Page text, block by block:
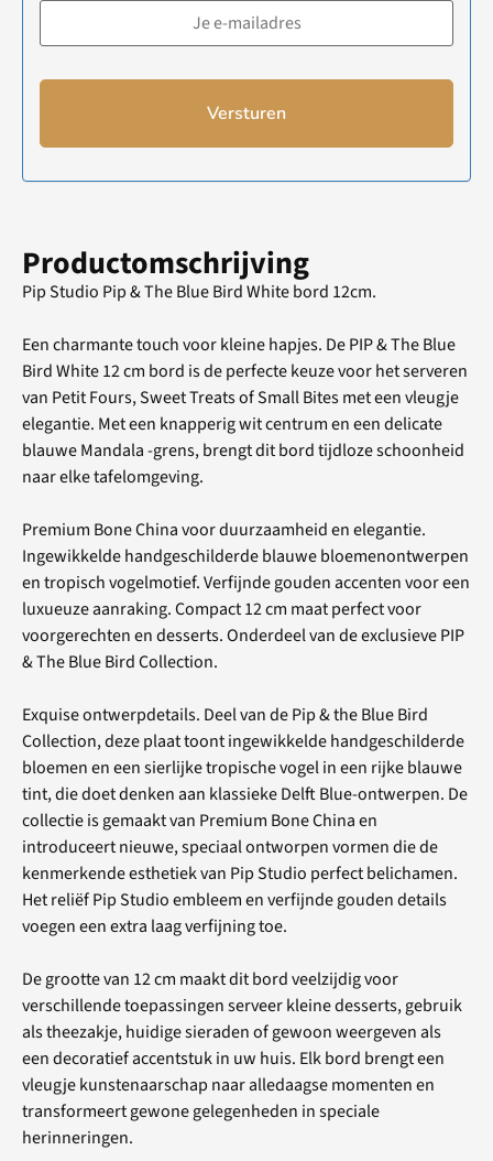
Versturen
Productomschrijving
Pip Studio Pip & The Blue Bird White bord 12cm.
Een charmante touch voor kleine hapjes. De PIP & The Blue
Bird White 12 cm bord is de perfecte keuze voor het serveren
van Petit Fours, Sweet Treats of Small Bites met een vleugje
elegantie. Met een knapperig wit centrum en een delicate
blauwe Mandala -grens, brengt dit bord tijdloze schoonheid
naar elke tafelomgeving.
Premium Bone China voor duurzaamheid en elegantie.
Ingewikkelde handgeschilderde blauwe bloemenontwerpen
en tropisch vogelmotief. Verfijnde gouden accenten voor een
luxueuze aanraking. Compact 12 cm maat perfect voor
voorgerechten en desserts. Onderdeel van de exclusieve PIP
& The Blue Bird Collection.
Exquise ontwerpdetails. Deel van de Pip & the Blue Bird
Collection, deze plaat toont ingewikkelde handgeschilderde
bloemen en een sierlijke tropische vogel in een rijke blauwe
tint, die doet denken aan klassieke Delft Blue-ontwerpen. De
collectie is gemaakt van Premium Bone China en
introduceert nieuwe, speciaal ontworpen vormen die de
kenmerkende esthetiek van Pip Studio perfect belichamen.
Het reliëf Pip Studio embleem en verfijnde gouden details
voegen een extra laag verfijning toe.
De grootte van 12 cm maakt dit bord veelzijdig voor
verschillende toepassingen serveer kleine desserts, gebruik
als theezakje, huidige sieraden of gewoon weergeven als
een decoratief accentstuk in uw huis. Elk bord brengt een
vleugje kunstenaarschap naar alledaagse momenten en
transformeert gewone gelegenheden in speciale
herinneringen.